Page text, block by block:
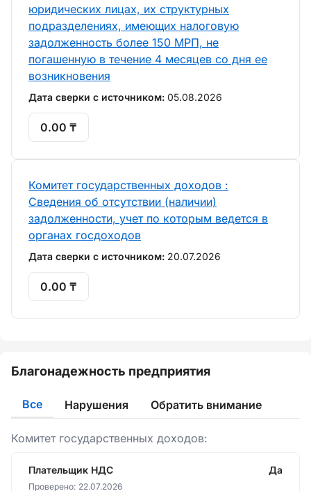
юридических лицах, их структурных
подразделениях, имеющих налоговую
задолженность более 150 МРП, не
погашенную в течение 4 месяцев со дня ее
возникновения
Дата сверки с источником: 05.08.2026
0.00 ₸
Комитет государственных доходов :
Сведения об отсутствии (наличии)
задолженности, учет по которым ведется в
органах госдоходов
Дата сверки с источником: 20.07.2026
0.00 ₸
Благонадежность предприятия
Все Нарушения Обратить внимание
Комитет государственных доходов:
Плательщик НДС Да
Проверено: 22.07.2026